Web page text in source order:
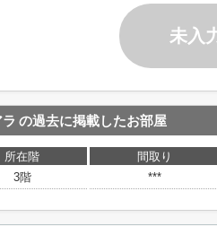
未入
の過去に掲載したお部屋
所在階 間取り
3階
***